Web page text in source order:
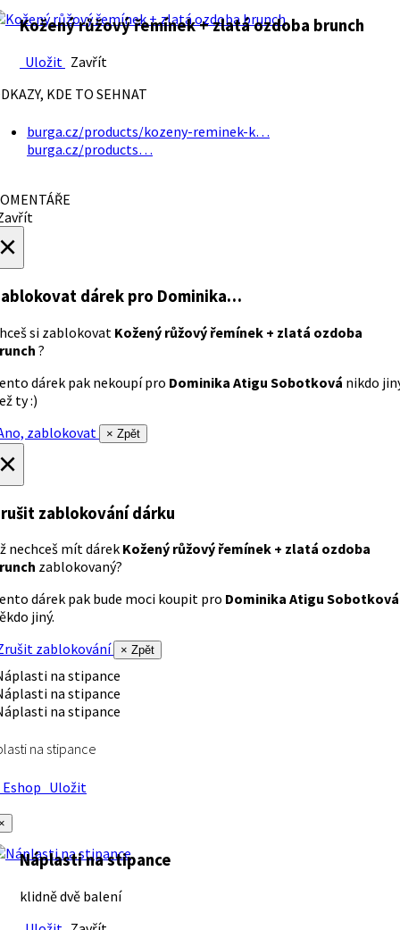
Kožený růžový řemínek + zlatá ozdoba brunch
Uložit Zavřít
KDE TO SEHNAT
burga.cz/products/kozeny-reminek-k…
burga.cz/products…
dárek pro Dominika…
si zablokovat Kožený růžový řemínek + zlatá ozdoba
?
dárek pak nekoupí pro Dominika Atigu Sobotková nikdo
ty :)
zablokovat
× Zpět
zablokování dárku
nechceš mít dárek Kožený růžový řemínek + zlatá ozdoba
zablokovaný?
dárek pak bude moci koupit pro Dominika Atigu Sobotková
jiný.
zablokování
× Zpět
na stipance
Uložit
Náplasti na stipance
klidně dvě balení